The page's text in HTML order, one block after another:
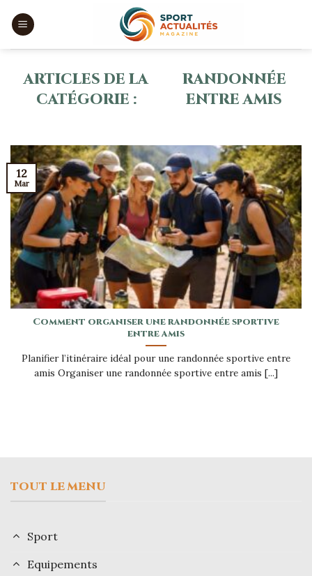
RANDONNÉE
ENTRE AMIS
Comment organiser une randonnée sportive
entre amis
Planifier l’itinéraire idéal pour une randonnée sportive entre
amis Organiser une randonnée sportive entre amis [...]
12
Mar
TOUT LE MENU
Sport
Equipements